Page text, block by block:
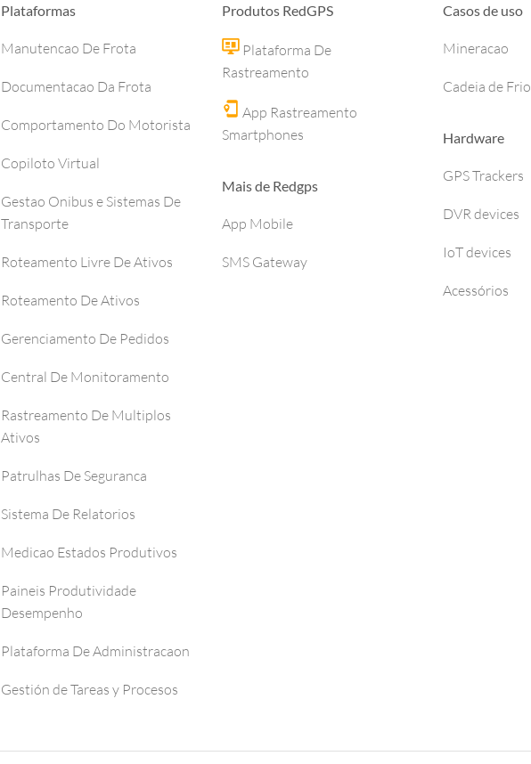
Plataformas
Manutencao De Frota
Documentacao Da Frota
Comportamento Do Motorista
Copiloto Virtual
Gestao Onibus e Sistemas De
Transporte
Roteamento Livre De Ativos
Roteamento De Ativos
Gerenciamento De Pedidos
Central De Monitoramento
Rastreamento De Multiplos
Ativos
Patrulhas De Seguranca
Sistema De Relatorios
Medicao Estados Produtivos
Paineis Produtividade
Desempenho
Plataforma De Administracaon
Gestión de Tareas y Procesos
Produtos RedGPS
Plataforma De
Rastreamento
App Rastreamento
Smartphones
Mais de Redgps
App Mobile
SMS Gateway
Casos de uso
Mineracao
Cadeia de Frio
Hardware
GPS Trackers
DVR devices
IoT devices
Acessórios